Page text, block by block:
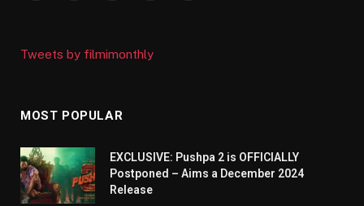
Tweets by filmimonthly
MOST POPULAR
EXCLUSIVE: Pushpa 2 is OFFICIALLY
Postponed – Aims a December 2024
Release